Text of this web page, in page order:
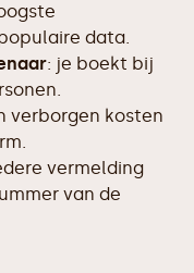
data.
: je boekt bij
verborgen kosten
vermelding
van de